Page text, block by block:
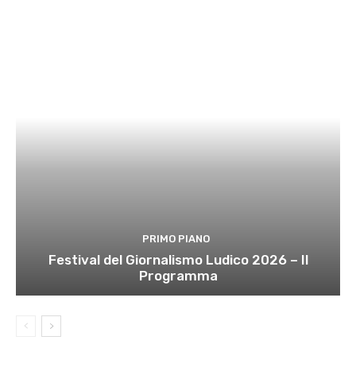
PRIMO PIANO
Festival del Giornalismo Ludico 2026 – Il
Programma